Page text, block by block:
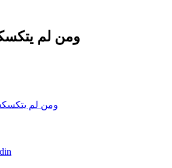
ومن لم